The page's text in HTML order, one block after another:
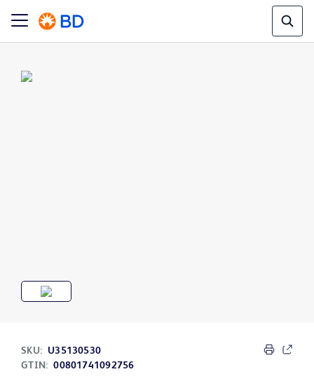
SKU:
U35130530
GTIN: 00801741092756